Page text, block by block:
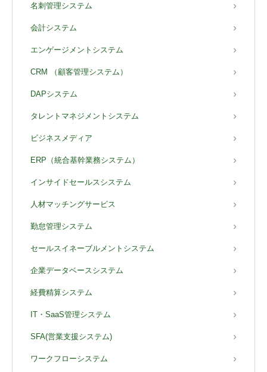
名刺管理システム
会計システム
エンゲージメントシステム
CRM （顧客管理システム）
DAPシステム
タレントマネジメントシステム
ビジネスメディア
ERP（統合基幹業務システム）
インサイドセールスシステム
人材マッチングサービス
勤怠管理システム
セールスイネーブルメントシステム
企業データベースシステム
経費精算システム
IT・SaaS管理システム
SFA(営業支援システム)
ワークフローシステム